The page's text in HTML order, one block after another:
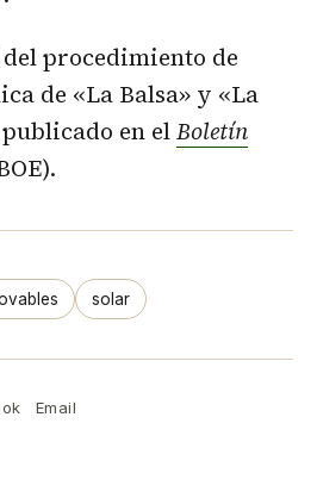
procedimiento de
de «La Balsa» y «La
en elBoletín
solar
Email